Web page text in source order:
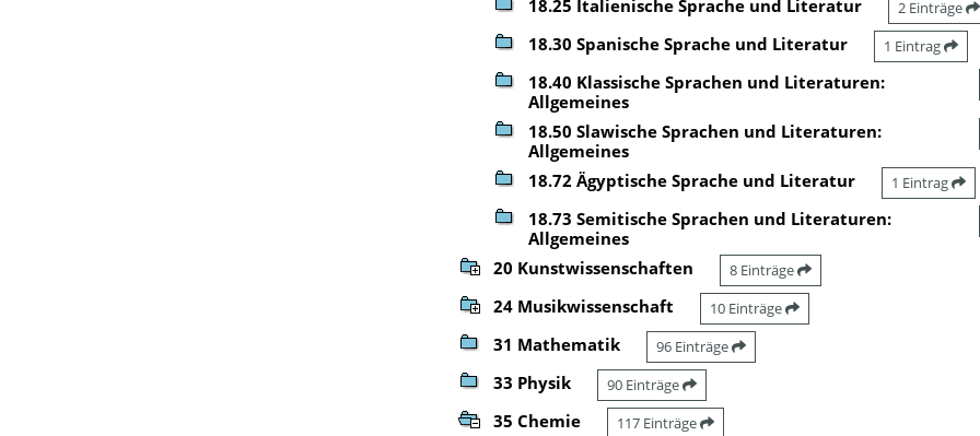
18.25 Italienische Sprache und Literatur 2 Einträge
18.30 Spanische Sprache und Literatur 1 Eintrag
18.40 Klassische Sprachen und Literaturen:
Allgemeines
18.50 Slawische Sprachen und Literaturen:
Allgemeines
18.72 Ägyptische Sprache und Literatur 1 Eintrag
18.73 Semitische Sprachen und Literaturen:
Allgemeines
20 Kunstwissenschaften 8 Einträge
24 Musikwissenschaft 10 Einträge
31 Mathematik 96 Einträge
33 Physik 90 Einträge
35 Chemie 117 Einträge